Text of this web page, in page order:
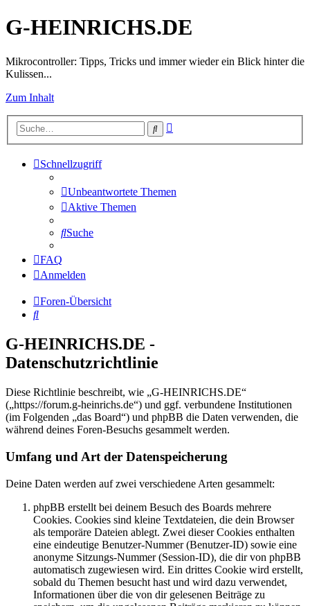
G-HEINRICHS.DE
Mikrocontroller: Tipps, Tricks und immer wieder ein Blick hinter die
Kulissen...
Zum Inhalt
Suche
Schnellzugriff
Unbeantwortete Themen
Aktive Themen
Suche
FAQ
Anmelden
Foren-Übersicht
Suche
G-HEINRICHS.DE -
Datenschutzrichtlinie
Diese Richtlinie beschreibt, wie „G-HEINRICHS.DE“
(„https://forum.g-heinrichs.de“) und ggf. verbundene Institutionen
(im Folgenden „das Board“) und phpBB die Daten verwenden, die
während deines Foren-Besuchs gesammelt werden.
Umfang und Art der Datenspeicherung
Deine Daten werden auf zwei verschiedene Arten gesammelt:
phpBB erstellt bei deinem Besuch des Boards mehrere
Cookies. Cookies sind kleine Textdateien, die dein Browser
als temporäre Dateien ablegt. Zwei dieser Cookies enthalten
eine eindeutige Benutzer-Nummer (Benutzer-ID) sowie eine
anonyme Sitzungs-Nummer (Session-ID), die dir von phpBB
automatisch zugewiesen wird. Ein drittes Cookie wird erstellt,
sobald du Themen besucht hast und wird dazu verwendet,
Informationen über die von dir gelesenen Beiträge zu